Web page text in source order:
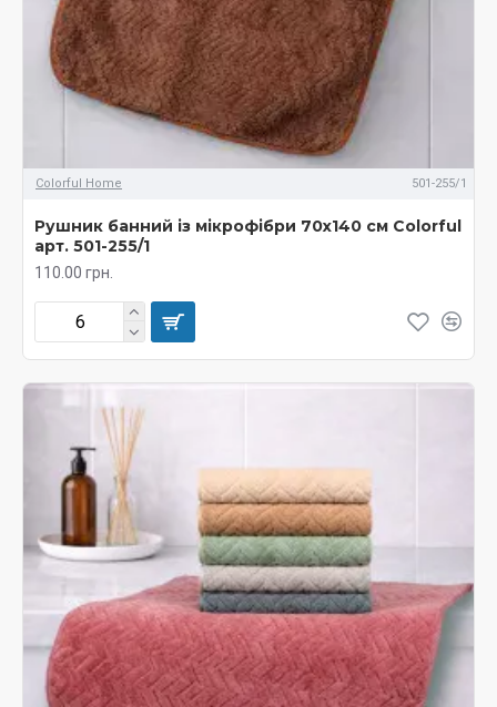
Colorful Home 501-255/1
Рушник банний із мікрофібри 70х140 см Colorful
арт. 501-255/1
110.00 грн.